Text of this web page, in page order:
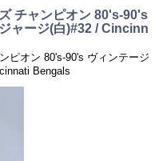
チャンピオン 80's-90's
ャージ(白)#32 / Cincinn
ピオン 80's-90's ヴィンテージ
Bengals